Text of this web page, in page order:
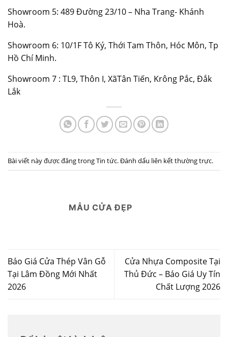
Showroom 5: 489 Đường 23/10 – Nha Trang- Khánh
Hoà.
Showroom 6: 10/1F Tô Ký, Thới Tam Thôn, Hóc Môn, Tp
Hồ Chí Minh.
Showroom 7 : TL9, Thôn I, XãTân Tiến, Krông Pắc, Đắk
Lắk
Bài viết này được đăng trongTin tức. Đánh dấu liên kết thường trực.
MẪU CỬA ĐẸP
Báo Giá Cửa Thép Vân Gỗ
Tại Lâm Đồng Mới Nhất
2026
Cửa Nhựa Composite Tại
Thủ Đức – Báo Giá Uy Tín
Chất Lượng 2026